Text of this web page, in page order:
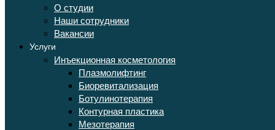
О студии
Наши сотрудники
Вакансии
Услуги
Инъекционная косметология
Плазмолифтинг
Биоревитализация
Ботулинотерапия
Контурная пластика
Мезотерапия